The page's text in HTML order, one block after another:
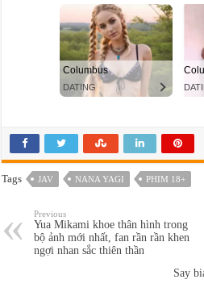
Tags JAV NANA YAGI PHIM 18+
Previous
Yua Mikami khoe thân hình trong
bộ ảnh mới nhất, fan rần rần khen
ngợi nhan sắc thiên thần
Say